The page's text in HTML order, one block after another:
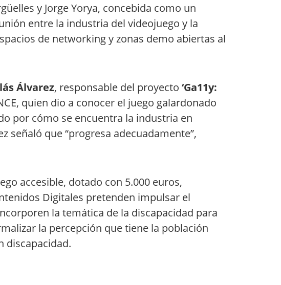
y Jorge Yorya, concebida como un
entre la industria del videojuego y la
de networking y zonas demo abiertas al
Álvarez, responsable del proyecto ‘Ga11y:
quien dio a conocer el juego galardonado
por cómo se encuentra la industria en
señaló que “progresa adecuadamente”,
accesible, dotado con 5.000 euros,
Digitales pretenden impulsar el
la temática de la discapacidad para
la percepción que tiene la población
discapacidad.